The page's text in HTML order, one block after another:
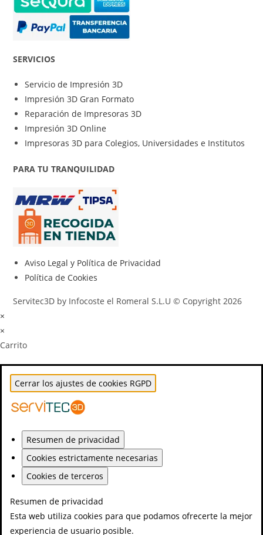
SERVICIOS
Servicio de Impresión 3D
Impresión 3D Gran Formato
Reparación de Impresoras 3D
Impresión 3D Online
Impresoras 3D para Colegios, Universidades e Institutos
PARA TU TRANQUILIDAD
Aviso Legal y Política de Privacidad
Política de Cookies
Servitec3D by Infocoste el Romeral S.L.U © Copyright 2026
×
×
Carrito
Cerrar los ajustes de cookies RGPD
Resumen de privacidad
Cookies estrictamente necesarias
Cookies de terceros
Resumen de privacidad
Esta web utiliza cookies para que podamos ofrecerte la mejor
experiencia de usuario posible.